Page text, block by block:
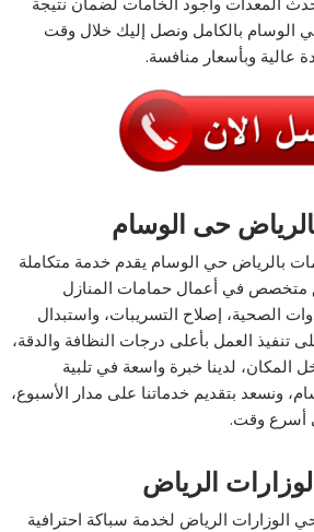
الوسام بالكامل ونصل إليك خلال وقت
عالية وبأسعار منافسة.
حى الوسام
بالرياض حي الوسام يقدم خدمة متكاملة
متخصص في أعمال حمامات المنازل
الصحية، إصلاح التسريبات، واستبدال
تنفيذ العمل بأعلى درجات النظافة والدقة،
لدينا خبرة واسعة في تلبية
ونسعد بتقديم خدماتنا على مدار الأسبوع،
أسرع وقت.
الرياض
الوزارات الرياض لخدمة سباكة احترافية